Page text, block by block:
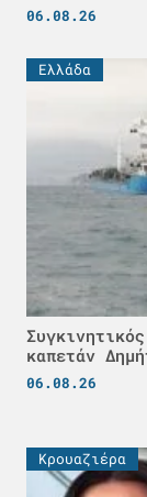
06.08.26
Ελλάδα
καπετάν
06.08.26
Κρουαζιέρα